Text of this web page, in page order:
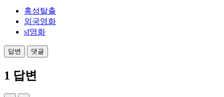
혹성탈출
외국영화
sf영화
1 답변